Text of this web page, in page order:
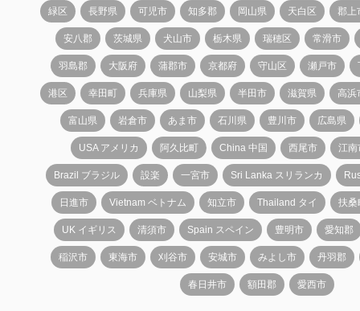
緑区 長野県 可児市 知多郡 岡山県 天白区 郡上
安八郡 茨城県 犬山市 栃木県 瑞穂区 常滑市
羽島郡 大阪府 蒲郡市 京都府 守山区 瀬戸市
港区 幸田町 兵庫県 山梨県 半田市 滋賀県 高浜
富山県 岩倉市 あま市 石川県 豊川市 広島県
USA アメリカ 阿久比町 China 中国 西尾市 江南
Brazil ブラジル 設楽 一宮市 Sri Lanka スリランカ
日進市 Vietnam ベトナム 知立市 Thailand タイ 扶桑
UK イギリス 清須市 Spain スペイン 豊明市 愛知郡
稲沢市 東海市 刈谷市 安城市 みよし市 丹羽郡
春日井市 額田郡 愛西市